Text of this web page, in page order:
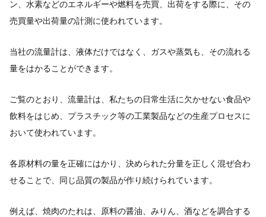
ン、水素などのエネルギーや燃料を売買、出荷をする際に、その
売買量や出荷量の計測に使われています。
当社の流量計は、液体だけではなく、ガスや蒸気も、その流れる
量をはかることができます。
ご覧のとおり、流量計は、私たちの日常生活に欠かせない食品や
飲料をはじめ、プラスチック等の工業製品などの生産プロセスに
おいて使われています。
各原材料の量を正確にはかり、決められた分量を正しく混ぜ合わ
せることで、同じ品質の製品が作り続けられています。
例えば、焼肉のたれは、原料の醤油、みりん、酒などを調合する